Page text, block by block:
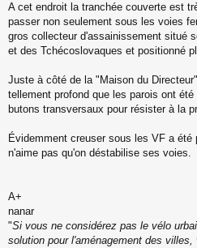
g
e
n
o
u
A cet endroit la tranchée couverte est
passer non seulement sous les voies
gros collecteur d'assainissement situé
et des Tchécoslovaques et positionné
Juste à côté de la "Maison du
tellement profond que les parois ont
butons transversaux pour résister à la
Évidemment creuser sous les VF a
n'aime pas qu'on déstabilise ses voies.
A+
nanar
"Si vous ne considérez pas le vélo
solution pour l'aménagement des